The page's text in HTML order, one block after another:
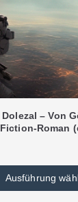
– Von
Roman
Ausführung